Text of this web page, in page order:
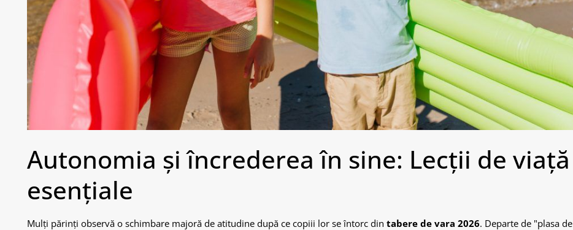
Autonomia și încrederea în sine: Lecții de viață
esențiale
Mulți părinți observă o schimbare majoră de atitudine după ce copiii lor se întorc din tabere de vara 2026. Departe de "plasa de